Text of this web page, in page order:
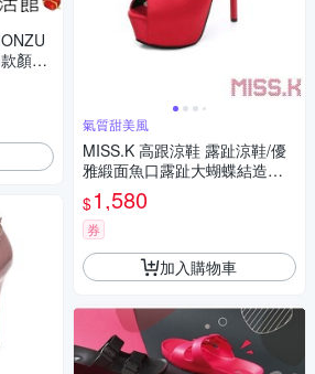
顏色
氣質甜美風
MISS.K 高跟涼鞋 露趾涼鞋/優
雅緞面魚口露趾大蝴蝶結造型
繫帶14CM高跟涼鞋 紅
$1,580
券
加入購物車